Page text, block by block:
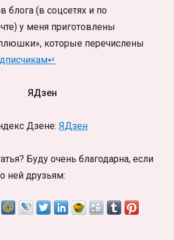
блога (в соцсетях и по
у меня приготовлены
которые перечислены
ЯДзен
Дзене:ЯДзен
Буду очень благодарна, если
ней друзьям: